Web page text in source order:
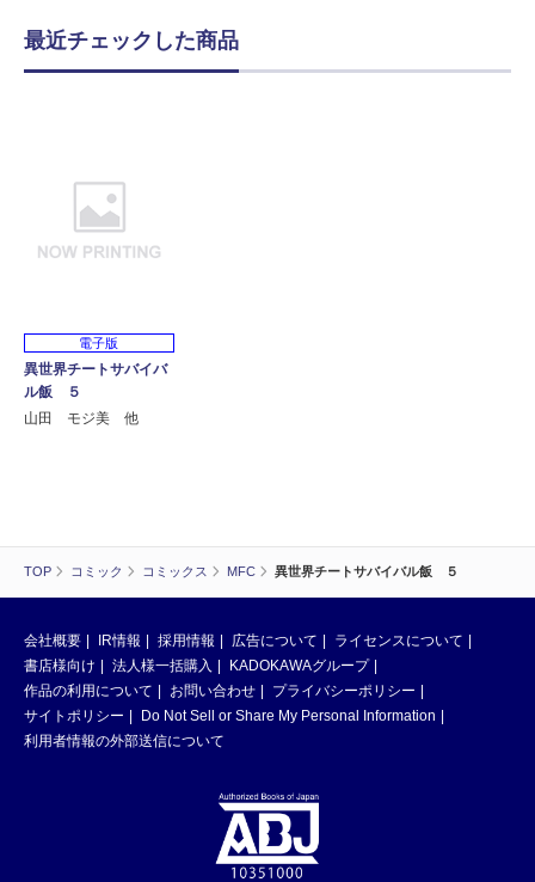
TOP コミック コミックス MFC 異世界チートサバイバル飯 ５
最近チェックした商品
電子版
異世界チートサバイバ
ル飯 ５
山田 モジ美 他
会社概要 IR情報 採用情報 広告について
ライセンスについて
書店様向け
法人様一括購入
KADOKAWAグループ
作品の利用について
お問い合わせ
プライバシーポリシー
サイトポリシー
Do Not Sell or Share My Personal Information
利用者情報の外部送信について